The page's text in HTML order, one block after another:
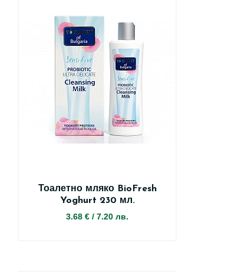
Тоалетно мляко BioFresh
Yoghurt 230 мл.
3.68 € / 7.20 лв.